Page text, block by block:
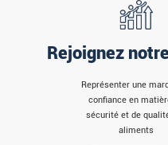
Rejoignez
Représenter une
confiance en
sécurité et de
aliments